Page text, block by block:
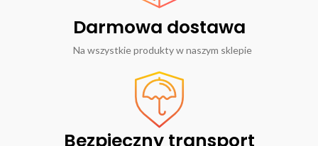
Darmowa dostawa
Na wszystkie produkty w naszym sklepie
Bezpieczny transport